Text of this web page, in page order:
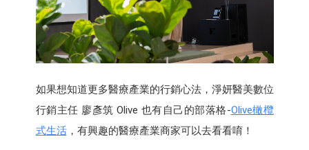
如果想知道更多醫療產業的行銷心法，淨妍醫美數位
行銷主任 廖彥筑 Olive 也有自己的部落格-Olive橄欖
式生活，有興趣的醫療產業商家可以去看看唷！